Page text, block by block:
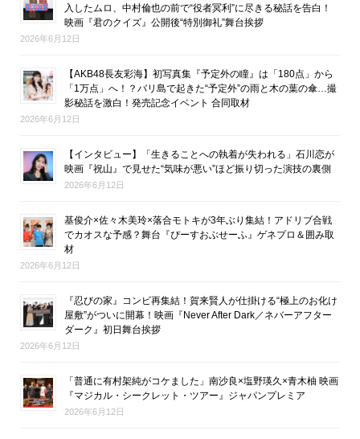
入したムロ、中村倫也の前で“役者冥利”に尽きる秘話を告白！
映画『君のクイズ』公開後“特別御礼”舞台挨拶
2026年6月12日
【AKB48長友彩海】初写真集『予定外の瞳』は「180点」から
「1万点」へ！？バリ島で起きた“予定外”の雨と木の葉の傘…撮
影秘話を激白！発売記念イベント 合同取材
2026年6月12日
【インタビュー】「生きることへの執着が失われる」石川恋が
映画『祝山』で見せた“気味が悪い”ほど振り切った演技の裏側
2026年6月12日
基俊介×佐々木美玲×落合モトキが3年ぶり集結！アドリブ合戦
でカオスな予感？舞台『ぴーすおぶせーふ』ゲネプロ＆囲み取
材
2026年6月12日
『忍びの家』コンビ再集結！賀来賢人が仕掛ける“極上のお化け
屋敷”がついに開幕！映画『Never After Dark／ネバーアフター
ダーク』初日舞台挨拶
2026年6月12日
「普通に有村架純がコケました」南沙良×塩野瑛久×青木柚 映画
『マジカル・シークレット・ツアー』ジャパンプレミア
2026年6月12日